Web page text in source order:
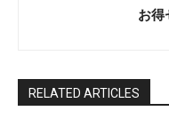
お得
RELATED ARTICLES